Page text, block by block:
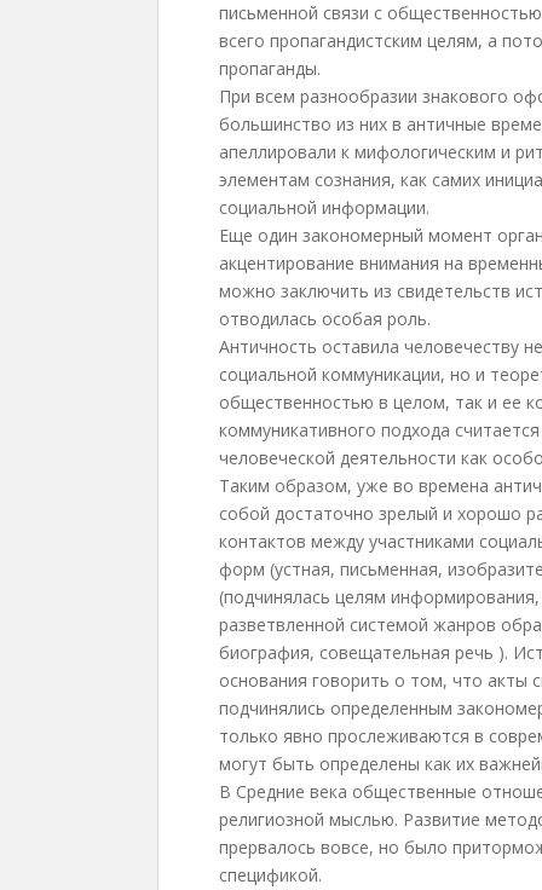
письменной связи с
всего пропагандистским целям, а
пропаганды.
При всем разнообразии знакового
большинство из них в античные
апеллировали к мифологическим и
элементам сознания, как самих
социальной информации.
Еще один закономерный момент
акцентирование внимания на
можно заключить из свидетельств
отводилась особая роль.
Античность оставила человечеству
социальной коммуникации, но и
общественностью в целом, так и ее
коммуникативного подхода
человеческой деятельности как
Таким образом, уже во времена
собой достаточно зрелый и хорошо
контактов между участниками
форм (устная, письменная,
(подчинялась целям
разветвленной системой жанров
биография, совещательная речь ).
основания говорить о том, что акты
подчинялись определенным
только явно прослеживаются в
могут быть определены как их
В Средние века общественные
религиозной мыслью. Развитие
прервалось вовсе, но было
спецификой.